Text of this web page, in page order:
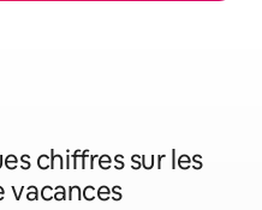
chiffres sur les
vacances